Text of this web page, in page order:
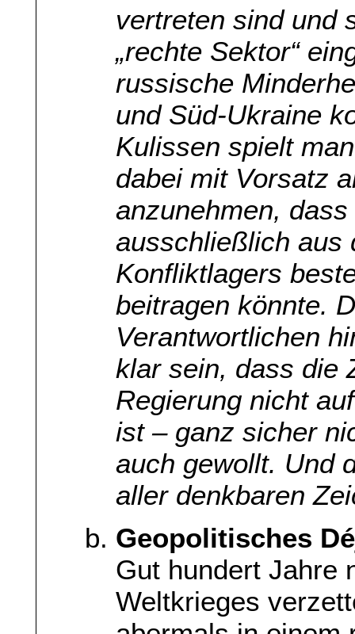
vertreten sind und
„rechte Sektor“
russische
und Süd-Ukraine
Kulissen spielt
dabei mit Vorsatz
anzunehmen,
ausschließlich aus
Konfliktlagers
beitragen könnte.
Verantwortlichen
klar sein, dass die
Regierung nicht
ist – ganz sicher
auch gewollt. Und
aller denkbaren
Geopolitisches
Gut hundert Jahre
Weltkrieges